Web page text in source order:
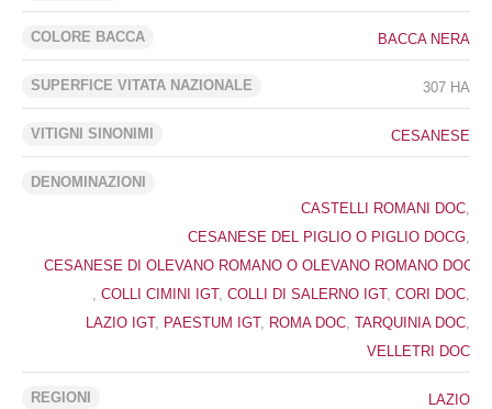
COLORE BACCA BACCA NERA
SUPERFICE VITATA NAZIONALE 307 HA
VITIGNI SINONIMI CESANESE
DENOMINAZIONI
CASTELLI ROMANI DOC,
CESANESE DEL PIGLIO O PIGLIO DOCG,
CESANESE DI OLEVANO ROMANO O OLEVANO ROMANO DOC
, COLLI CIMINI IGT, COLLI DI SALERNO IGT, CORI DOC,
LAZIO IGT, PAESTUM IGT, ROMA DOC, TARQUINIA DOC,
VELLETRI DOC
REGIONI LAZIO